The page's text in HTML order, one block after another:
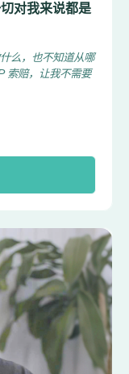
对我来说都是
么，也不知道从哪
索赔，让我不需要